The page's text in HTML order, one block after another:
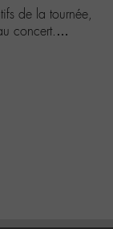
de la tournée,
concert.…